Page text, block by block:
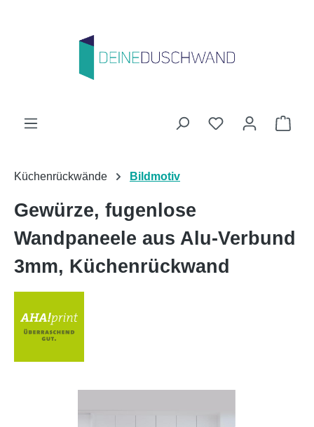
Du hast 0
Küchenrückwände Bildmotiv
Gewürze, fugenlose
Wandpaneele aus Alu-Verbund
3mm, Küchenrückwand